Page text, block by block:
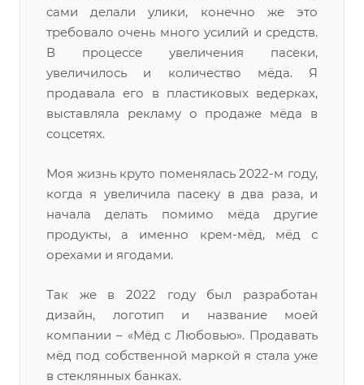
сами делали улики, конечно же это
требовало очень много усилий и средств.
В процессе увеличения пасеки,
увеличилось и количество мёда. Я
продавала его в пластиковых ведерках,
выставляла рекламу о продаже мёда в
соцсетях.
Моя жизнь круто поменялась 2022-м году,
когда я увеличила пасеку в два раза, и
начала делать помимо мёда другие
продукты, а именно крем-мёд, мёд с
орехами и ягодами.
Так же в 2022 году был разработан
дизайн, логотип и название моей
компании – «Мёд с Любовью». Продавать
мёд под собственной маркой я стала уже
в стеклянных банках.